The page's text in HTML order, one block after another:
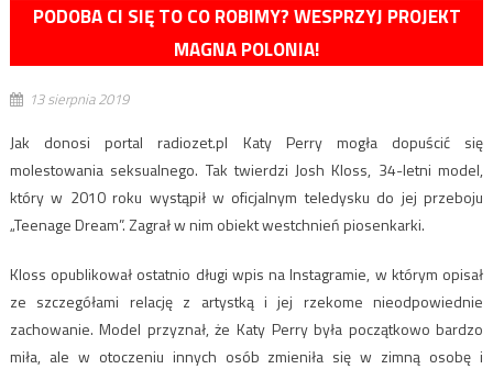
PODOBA CI SIĘ TO CO ROBIMY? WESPRZYJ PROJEKT
MAGNA POLONIA!
13 sierpnia 2019
Jak donosi portal radiozet.pl Katy Perry mogła dopuścić się
molestowania seksualnego. Tak twierdzi Josh Kloss, 34-letni model,
który w 2010 roku wystąpił w oficjalnym teledysku do jej przeboju
„Teenage Dream”. Zagrał w nim obiekt westchnień piosenkarki.
Kloss opublikował ostatnio długi wpis na Instagramie, w którym opisał
ze szczegółami relację z artystką i jej rzekome nieodpowiednie
zachowanie. Model przyznał, że Katy Perry była początkowo bardzo
miła, ale w otoczeniu innych osób zmieniła się w zimną osobę i